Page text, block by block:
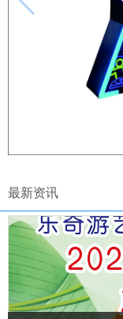
最新资讯